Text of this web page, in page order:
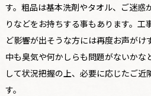
す。粗品は基本洗剤やタオル、ご迷惑
りなどをお持ちする事もあります。工
ど影響が出そうな方には再度お声がけ
中も臭気や何かしらも問題がないかな
して状況把握の上、必要に応じたご近
す。